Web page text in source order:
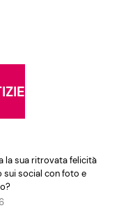
la sua ritrovata felicità
sui social con foto e